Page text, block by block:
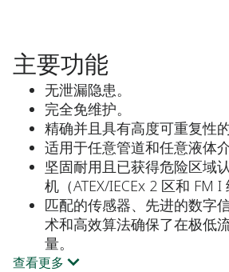
主要功能
无泄漏隐患。
完全免维护。
精确并且具有高度可重复性
适用于任意管道和任意液体介
坚固耐用且已获得危险区域
机（ATEX/IECEx 2 区和 FM I
匹配的传感器、先进的数字
术和高效算法确保了在极低
量。
查看更多